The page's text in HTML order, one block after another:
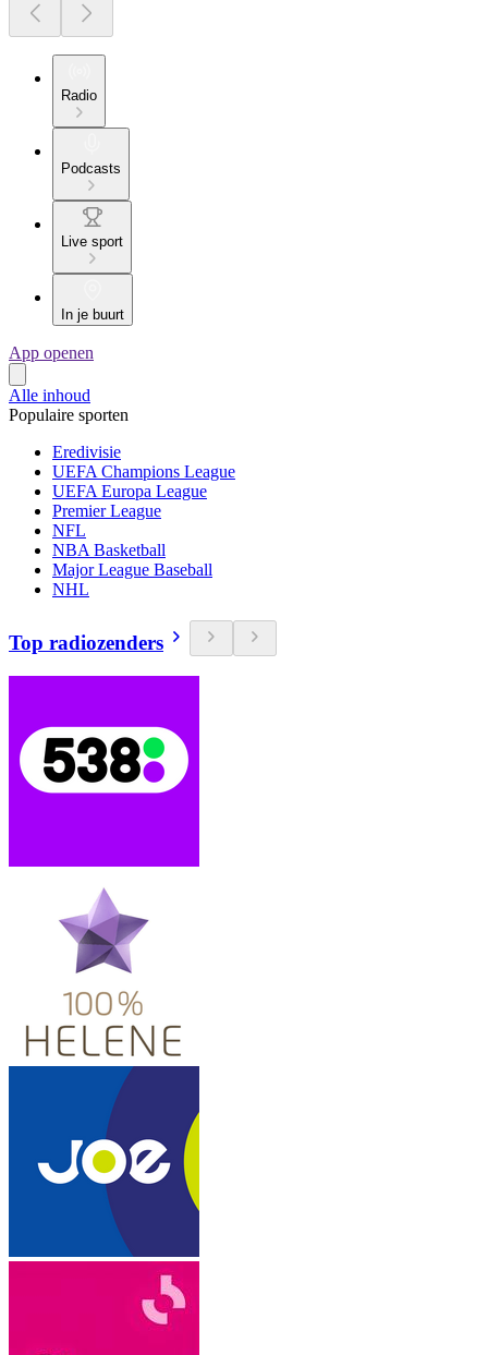
Radio
Podcasts
Live sport
In je buurt
App openen
Alle inhoud
Populaire sporten
Eredivisie
UEFA Champions League
UEFA Europa League
Premier League
NFL
NBA Basketball
Major League Baseball
NHL
Top radiozenders